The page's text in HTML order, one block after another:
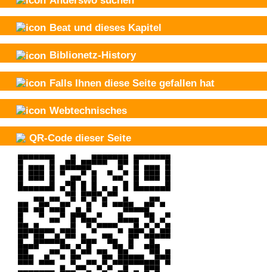
Beat und dieses Kapitel
Biblionetz-History
Falls Ihnen diese Seite gefallen hat
Webtechnisches
QR-Code dieser Seite